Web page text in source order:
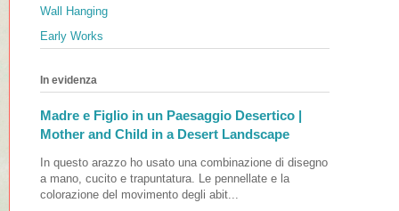
Wall Hanging
Early Works
In evidenza
Madre e Figlio in un Paesaggio Desertico |
Mother and Child in a Desert Landscape
In questo arazzo ho usato una combinazione di disegno
a mano, cucito e trapuntatura. Le pennellate e la
colorazione del movimento degli abit...